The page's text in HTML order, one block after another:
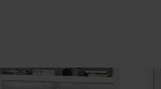
Sikkerhedsoplysninger og